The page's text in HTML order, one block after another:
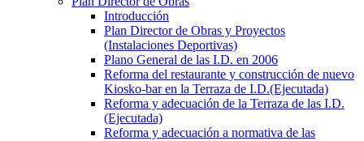
Introducción
Plan Director de Obras y Proyectos
(Instalaciones Deportivas)
Plano General de las I.D. en 2006
Reforma del restaurante y construcción de nuevo
Kiosko-bar en la Terraza de I.D.(Ejecutada)
Reforma y adecuación de la Terraza de las I.D.
(Ejecutada)
Reforma y adecuación a normativa de las